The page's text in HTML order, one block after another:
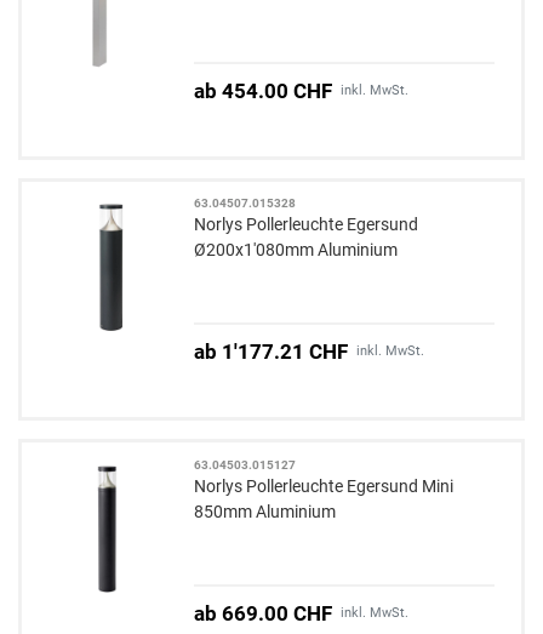
ab 454.00 CHF inkl. MwSt.
63.04507.015328
Norlys Pollerleuchte Egersund
Ø200x1'080mm Aluminium
ab 1'177.21 CHF inkl. MwSt.
63.04503.015127
Norlys Pollerleuchte Egersund Mini
850mm Aluminium
ab 669.00 CHF inkl. MwSt.